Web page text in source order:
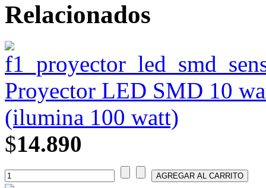
Relacionados
Proyector LED SMD 10
(ilumina 100 watt)
$14.890